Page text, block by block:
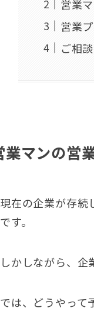
営業
営業
ご相
業マンの営
現在の企業が存続
です。
しかしながら、
では、どうやって